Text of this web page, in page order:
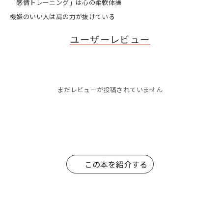
「感情トレーニング」は心の柔軟体操
機嫌のいい人は肩の力が抜けている
ユーザーレビュー
まだレビューが投稿されていません
この本を紹介する